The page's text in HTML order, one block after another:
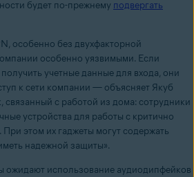
будет по-прежнему подвергать
особенно без двухфакторной
особенно уязвимыми. Если
учетные данные для входа, они
к сети компании — объясняет Якуб
с работой из дома: сотрудники
устройства для работы с критично
этом их гаджеты могут содержать
надежной защиты».
ожидают использование аудиодипфейков